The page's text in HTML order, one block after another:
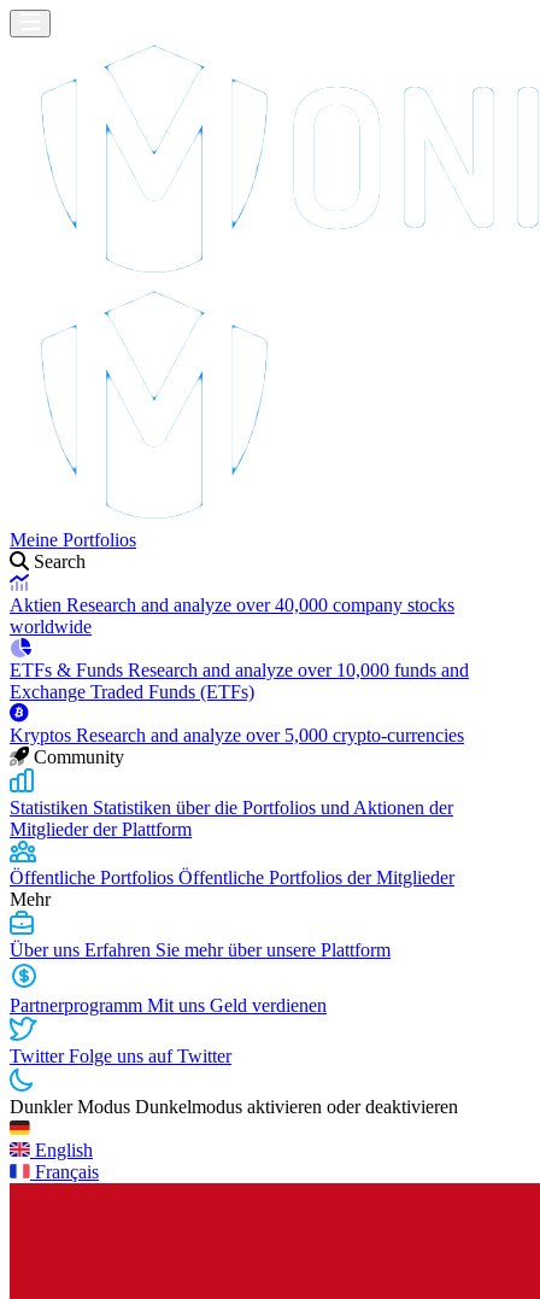
Meine Portfolios
Search
Aktien Research and analyze over 40,000 company stocks
worldwide
ETFs & Funds Research and analyze over 10,000 funds and
Exchange Traded Funds (ETFs)
Kryptos Research and analyze over 5,000 crypto-currencies
Community
Statistiken Statistiken über die Portfolios und Aktionen der
Mitglieder der Plattform
Öffentliche Portfolios Öffentliche Portfolios der Mitglieder
Mehr
Über uns Erfahren Sie mehr über unsere Plattform
Partnerprogramm Mit uns Geld verdienen
TwitterFolge uns auf Twitter
Dunkler Modus Dunkelmodus aktivieren oder deaktivieren
English
Français